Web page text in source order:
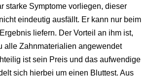
starke Symptome vorliegen, dieser
eindeutig ausfällt. Er kann nur beim
liefern. Der Vorteil an ihm ist,
alle Zahnmaterialien angewendet
ist sein Preis und das aufwendige
sich hierbei um einen Bluttest. Aus